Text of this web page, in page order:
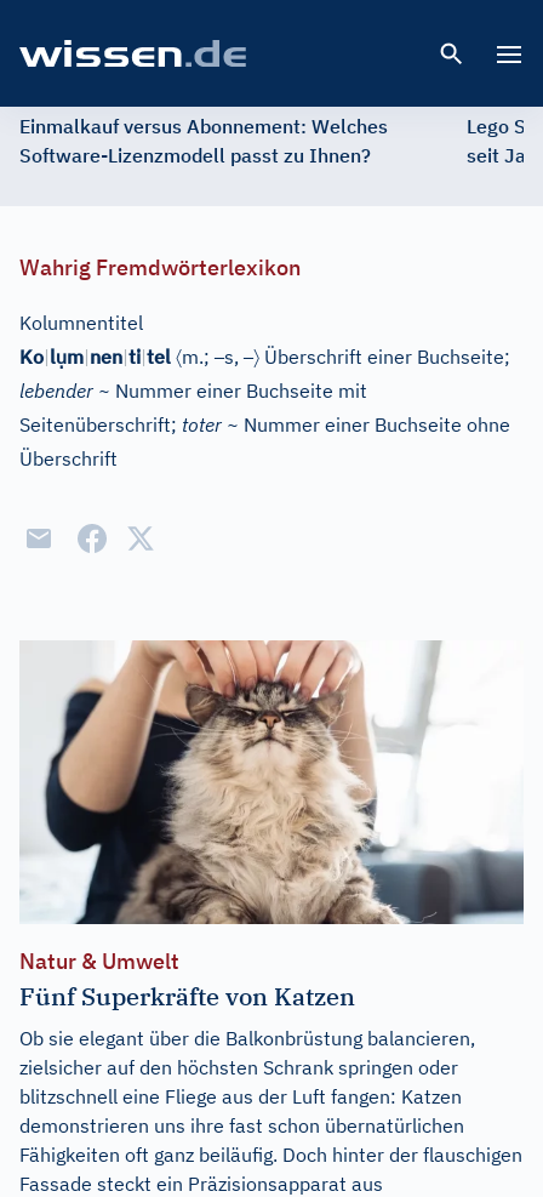
Einmalkauf versus Abonnement: Welches
Software-Lizenzmodell passt zu Ihnen?
Lego
seit
Wahrig Fremdwörterlexikon
Kolumnentitel
Ko|lụm|nen|ti|tel 〈m.;–s,–〉 Überschrift einer Buchseite;
lebender ~ Nummer einer Buchseite mit
Seitenüberschrift; toter ~ Nummer einer Buchseite ohne
Überschrift
Natur & Umwelt
Fünf Superkräfte von Katzen
Ob sie elegant über die Balkonbrüstung balancieren,
zielsicher auf den höchsten Schrank springen oder
blitzschnell eine Fliege aus der Luft fangen: Katzen
demonstrieren uns ihre fast schon übernatürlichen
Fähigkeiten oft ganz beiläufig. Doch hinter der flauschigen
Fassade steckt ein Präzisionsapparat aus